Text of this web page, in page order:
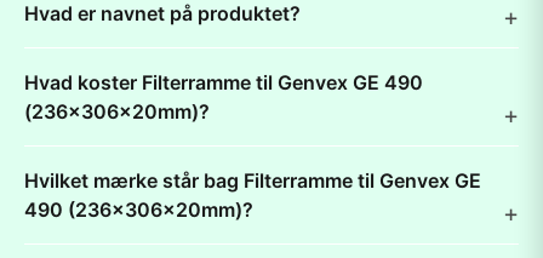
Hvad er navnet på produktet?
Hvad koster Filterramme til Genvex GE 490
(236x306x20mm)?
Hvilket mærke står bag Filterramme til Genvex GE
490 (236x306x20mm)?